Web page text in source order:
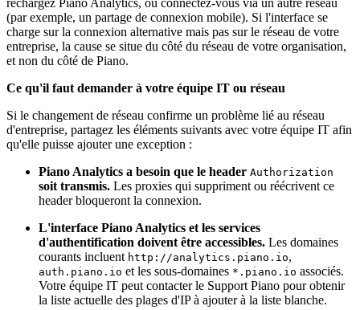
(par exemple, un partage de connexion mobile). Si l'interface se
charge sur la connexion alternative mais pas sur le réseau de votre
entreprise, la cause se situe du côté du réseau de votre organisation,
et non du côté de Piano.
Ce qu'il faut demander à votre équipe IT ou réseau
Si le changement de réseau confirme un problème lié au réseau
d'entreprise, partagez les éléments suivants avec votre équipe IT afin
qu'elle puisse ajouter une exception :
Piano Analytics a besoin que le header Authorization
soit transmis. Les proxies qui suppriment ou réécrivent ce
header bloqueront la connexion.
L'interface Piano Analytics et les services
d'authentification doivent être accessibles. Les domaines
courants incluent http://analytics.piano.io,
auth.piano.io et les sous-domaines *.piano.io associés.
Votre équipe IT peut contacter le Support Piano pour obtenir
la liste actuelle des plages d'IP à ajouter à la liste blanche.